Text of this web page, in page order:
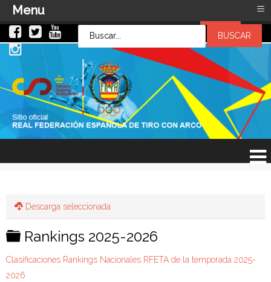
Descarga seleccionada
C
a
r
Rankings 2025-2026
Clasificaciones Rankings Nacionales RFETA de la temporada 2025-
2026
LOG IN
Contraseña
Recuérdeme
Menu ≡